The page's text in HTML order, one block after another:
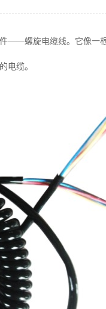
——螺旋电缆线。它像一
电缆。